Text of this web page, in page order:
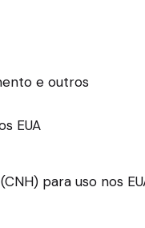
e outros
EUA
para uso nos